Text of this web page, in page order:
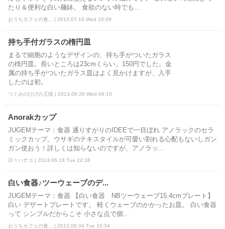
たり＆便利な白い麺鉢。 食欲のない時でも...
おうちカフェの食... | 2013.07.10 Wed 16:09
持ち手付ガラスの楕円皿
まるで細胞のようなデザインの、持ち手がついたガラス
の楕円皿。長いところは23cmくらい。150円でした。金
属の持ち手がついたガラス皿はよく見かけますが、入手
したのは初。
つぐみのひげの王様 | 2013.06.26 Wed 09:10
Anorakカップ
JUGEMテーマ：食器 通りすがりのIDEEで一目ぼれ アノラックのセラ
ミックカップ。ウサギのテキスタイルが可愛い割れる心配もないしガン
ガン使おう！詳しくは知らないのですが、アノラッ...
日々ハナコ | 2013.06.18 Tue 22:38
白い食器♪ツーウェーブのデ...
JUGEMテーマ：食器 【白い食器 NBツーウェーブ15.4cmプレート】
白い デザートプレートです。 軽くウェーブのかかったお皿。 白い食器
って シンプルだからこそ 小さな点で個...
おうちカフェの食... | 2013.06.04 Tue 10:34